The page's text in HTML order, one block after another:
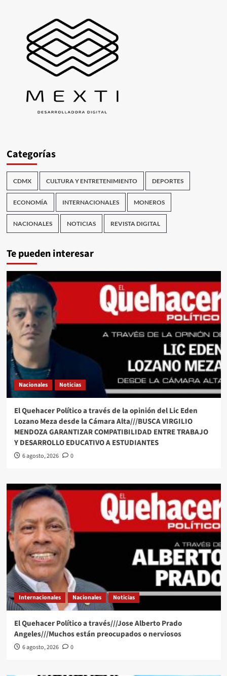
Categorías
CDMX CULTURA Y ENTRETENIMIENTO DEPORTES
ECONOMÍA INTERNACIONALES MONEROS
NACIONALES NOTICIAS REVISTA DIGITAL
Te pueden interesar
Nacionales Noticias
El Quehacer Político a través de la opinión del Lic Eden
Lozano Meza desde la Cámara Alta///BUSCA VIRGILIO
MENDOZA GARANTIZAR COMPATIBILIDAD ENTRE TRABAJO
Y DESARROLLO EDUCATIVO A ESTUDIANTES
6 agosto, 2026 0
Internacionales Nacionales Noticias
El Quehacer Político a través///Jose Alberto Prado
Angeles///Muchos están preocupados o nerviosos
6 agosto, 2026 0